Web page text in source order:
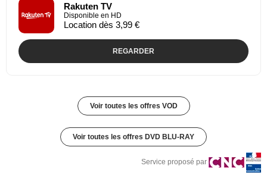
Rakuten TV
Disponible en HD
Location dès 3,99 €
REGARDER
Voir toutes les offres VOD
Voir toutes les offres DVD BLU-RAY
Service proposé par